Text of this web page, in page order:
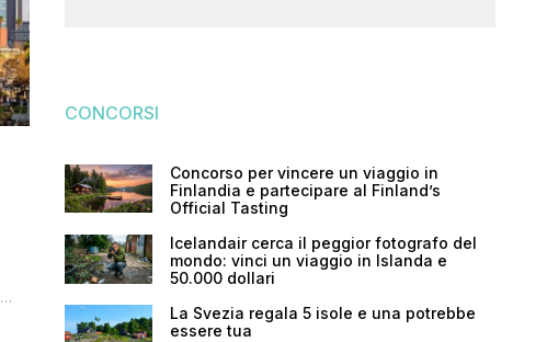
CONCORSI
Concorso per vincere un viaggio in
Finlandia e partecipare al Finland’s
Official Tasting
Icelandair cerca il peggior fotografo del
mondo: vinci un viaggio in Islanda e
50.000 dollari
La Svezia regala 5 isole e una potrebbe
essere tua